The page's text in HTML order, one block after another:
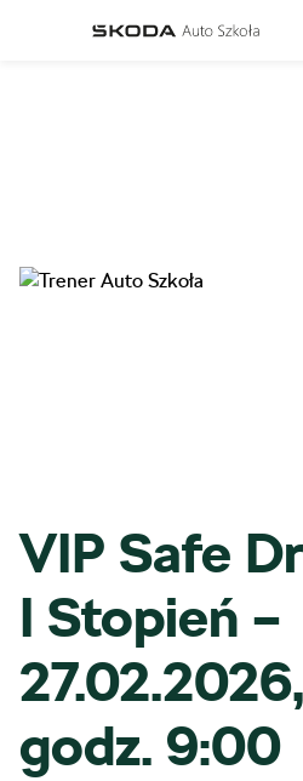
VIP Safe
I Stopień –
27.02.2026,
godz. 9:00